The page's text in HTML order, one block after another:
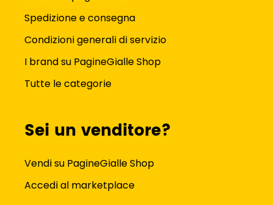
Spedizione e consegna
Condizioni generali di servizio
I brand su PagineGialle Shop
Tutte le categorie
Sei un venditore?
Vendi su PagineGialle Shop
Accedi al marketplace